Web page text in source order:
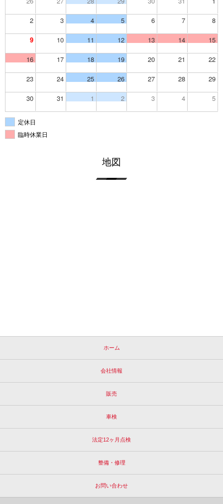
2 3 4 5 6 7 8
9 10 11 12 13 14 15
16 17 18 19 20 21 22
23 24 25 26 27 28 29
30 31 1 2 3 4 5
定休日
臨時休業日
地図
ホーム
会社情報
販売
車検
法定12ヶ月点検
整備・修理
お問い合わせ